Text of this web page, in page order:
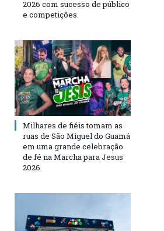
2026 com sucesso de público
e competições.
Milhares de fiéis tomam as
ruas de São Miguel do Guamá
em uma grande celebração
de fé na Marcha para Jesus
2026.